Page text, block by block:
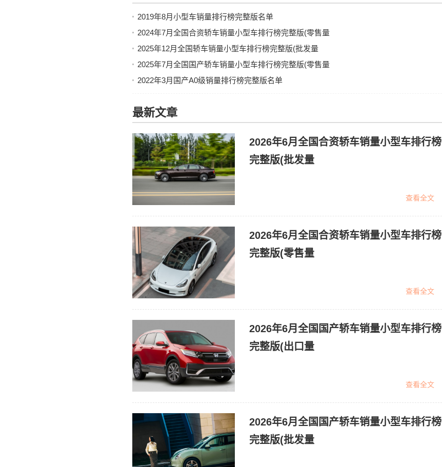
2019年8月小型车销量排行榜完整版名单
2024年7月全国合资轿车销量小型车排行榜完整版(零售量
2025年12月全国轿车销量小型车排行榜完整版(批发量
2025年7月全国国产轿车销量小型车排行榜完整版(零售量
2022年3月国产A0级销量排行榜完整版名单
最新文章
2026年6月全国合资轿车销量小型车排行榜
完整版(批发量
查看全文
2026年6月全国合资轿车销量小型车排行榜
完整版(零售量
查看全文
2026年6月全国国产轿车销量小型车排行榜
完整版(出口量
查看全文
2026年6月全国国产轿车销量小型车排行榜
完整版(批发量